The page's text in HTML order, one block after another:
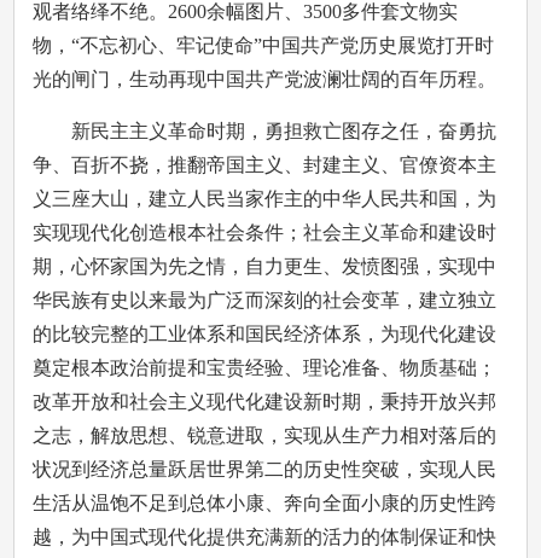
观者络绎不绝。2600余幅图片、3500多件套文物实
物，“不忘初心、牢记使命”中国共产党历史展览打开时
光的闸门，生动再现中国共产党波澜壮阔的百年历程。
新民主主义革命时期，勇担救亡图存之任，奋勇抗
争、百折不挠，推翻帝国主义、封建主义、官僚资本主
义三座大山，建立人民当家作主的中华人民共和国，为
实现现代化创造根本社会条件；社会主义革命和建设时
期，心怀家国为先之情，自力更生、发愤图强，实现中
华民族有史以来最为广泛而深刻的社会变革，建立独立
的比较完整的工业体系和国民经济体系，为现代化建设
奠定根本政治前提和宝贵经验、理论准备、物质基础；
改革开放和社会主义现代化建设新时期，秉持开放兴邦
之志，解放思想、锐意进取，实现从生产力相对落后的
状况到经济总量跃居世界第二的历史性突破，实现人民
生活从温饱不足到总体小康、奔向全面小康的历史性跨
越，为中国式现代化提供充满新的活力的体制保证和快